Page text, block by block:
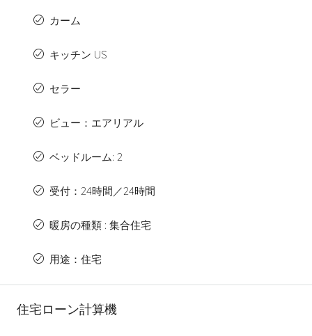
カーム
キッチン US
セラー
ビュー：エアリアル
ベッドルーム: 2
受付：24時間／24時間
暖房の種類 : 集合住宅
用途：住宅
住宅ローン計算機